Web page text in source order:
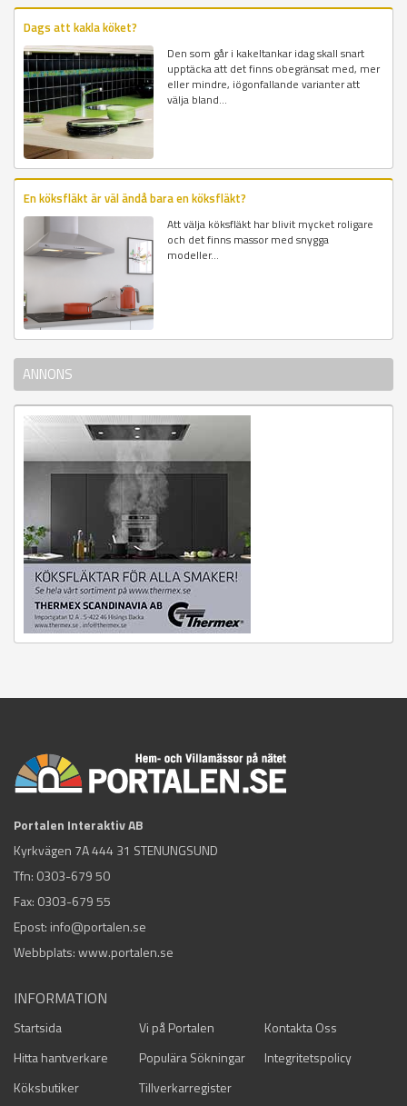
Dags att kakla köket?
Den som går i kakeltankar idag skall snart
upptäcka att det finns obegränsat med, mer
eller mindre, iögonfallande varianter att
välja bland...
En köksfläkt är väl ändå bara en köksfläkt?
Att välja köksfläkt har blivit mycket roligare
och det finns massor med snygga
modeller...
ANNONS
Portalen Interaktiv AB
Kyrkvägen 7A 444 31 STENUNGSUND
Tfn: 0303-679 50
Fax: 0303-679 55
Epost: info@portalen.se
Webbplats: www.portalen.se
INFORMATION
Startsida Vi på Portalen
Kontakta Oss
Hitta hantverkare
Populära Sökningar
Integritetspolicy
Köksbutiker
Tillverkarregister